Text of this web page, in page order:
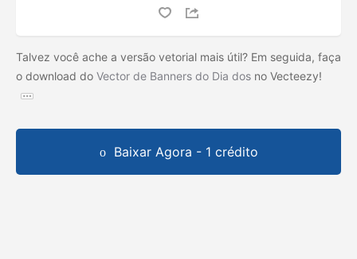
Talvez você ache a versão vetorial mais útil? Em seguida, faça
o download do Vector de Banners do Dia dos no Vecteezy!
Baixar Agora - 1 crédito